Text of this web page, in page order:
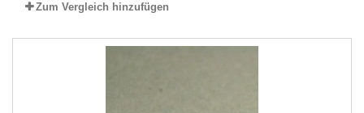
Zum Vergleich hinzufügen